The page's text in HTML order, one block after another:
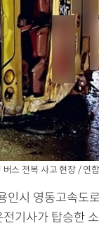
스 전복 사고 현장 / 연
인시 영동고속도
기사가 탑승한